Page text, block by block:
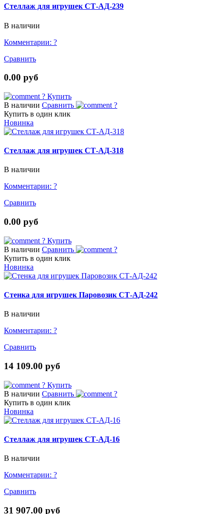
Стеллаж для игрушек СТ-АД-239
В наличии
Комментарии: ?
Сравнить
0.00 руб
? Купить
В наличии Сравнить
?
Купить в один клик
Новинка
Стеллаж для игрушек СТ-АД-318
В наличии
Комментарии: ?
Сравнить
0.00 руб
? Купить
В наличии Сравнить
?
Купить в один клик
Новинка
Стенка для игрушек Паровозик СТ-АД-242
В наличии
Комментарии: ?
Сравнить
14 109.00 руб
? Купить
В наличии Сравнить
?
Купить в один клик
Новинка
Стеллаж для игрушек СТ-АД-16
В наличии
Комментарии: ?
Сравнить
31 907.00 руб